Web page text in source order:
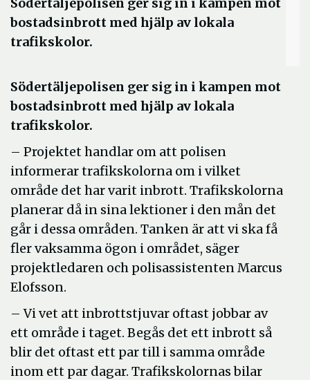
bostadsinbrott med hjälp av lokala
trafikskolor.
Södertäljepolisen ger sig in i kampen mot
bostadsinbrott med hjälp av lokala
trafikskolor.
– Projektet handlar om att polisen
informerar trafikskolorna om i vilket
område det har varit inbrott. Trafikskolorna
planerar då in sina lektioner i den mån det
går i dessa områden. Tanken är att vi ska få
fler vaksamma ögon i området, säger
projektledaren och polisassistenten Marcus
Elofsson.
– Vi vet att inbrottstjuvar oftast jobbar av
ett område i taget. Begås det ett inbrott så
blir det oftast ett par till i samma område
inom ett par dagar. Trafikskolornas bilar